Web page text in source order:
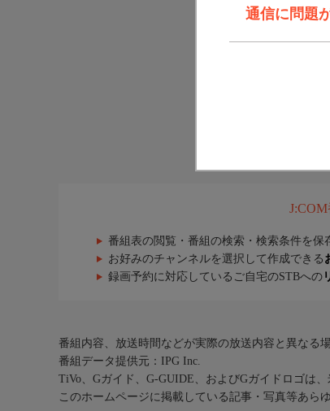
通信に問題
番組表の閲覧・番組の検索・検索条件を保
お好みのチャンネルを選択して作成できる
録画予約に対応しているご自宅のSTBへの
番組内容、放送時間などが実際の放送内容と異なる
番組データ提供元：IPG Inc.
TiVo、Gガイド、G-GUIDE、およびGガイドロゴは
このホームページに掲載している記事・写真等あら